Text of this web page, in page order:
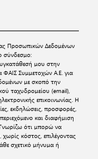
Προσωπικών Δεδομένων
σύνδεσμο:
μου στην
ΦΑΙΣ Συμμετοχών Α.Ε. για
με σκοπό την
ταχυδρομείου (email),
επικοινωνίας. Η
εκδηλώσεις, προσφορές,
και διαφήμιση
ότι μπορώ να
κόστος, επιλέγοντας
σχετικό μήνυμα ή